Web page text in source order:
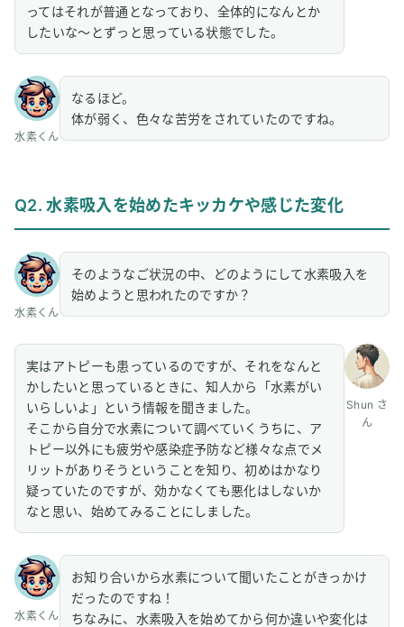
ってはそれが普通となっており、全体的になんとか
したいな〜とずっと思っている状態でした。
水素くん
なるほど。
体が弱く、色々な苦労をされていたのですね。
Q2. 水素吸入を始めたキッカケや感じた変化
水素くん
そのようなご状況の中、どのようにして水素吸入を
始めようと思われたのですか？
Shun さ
ん
実はアトピーも患っているのですが、それをなんと
かしたいと思っているときに、知人から「水素がい
いらしいよ」という情報を聞きました。
そこから自分で水素について調べていくうちに、ア
トピー以外にも疲労や感染症予防など様々な点でメ
リットがありそうということを知り、初めはかなり
疑っていたのですが、効かなくても悪化はしないか
なと思い、始めてみることにしました。
水素くん
お知り合いから水素について聞いたことがきっかけ
だったのですね！
ちなみに、水素吸入を始めてから何か違いや変化は